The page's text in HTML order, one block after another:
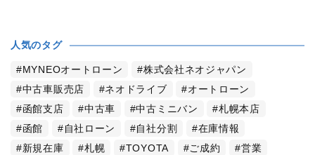
人気のタグ
MYNEOオートローン
株式会社ネオジャパン
中古車販売店
ネオドライブ
オートローン
函館支店
中古車 中古ミニバン
札幌本店
函館
自社ローン 自社分割
在庫情報
新規在庫
札幌 TOYOTA ご成約
営業